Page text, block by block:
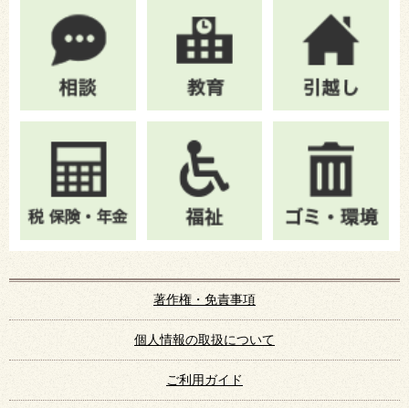
著作権・免責事項
個人情報の取扱について
ご利用ガイド